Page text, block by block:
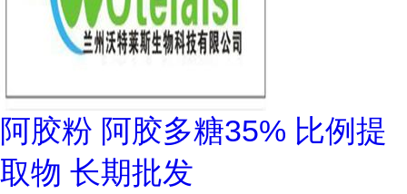
阿胶粉 阿胶多糖35% 比例提
取物 长期批发